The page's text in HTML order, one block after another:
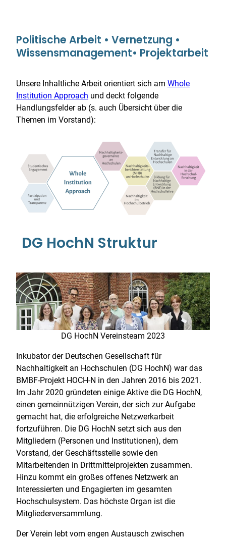
Politische Arbeit • Vernetzung •
Wissensmanagement• Projektarbeit
Unsere Inhaltliche Arbeit orientiert sich am Whole
Institution Approach und deckt folgende
Handlungsfelder ab (s. auch Übersicht über die
Themen im Vorstand):
DG HochN Struktur
DG HochN Vereinsteam 2023
Inkubator der Deutschen Gesellschaft für
Nachhaltigkeit an Hochschulen (DG HochN) war das
BMBF-Projekt HOCH-N in den Jahren 2016 bis 2021.
Im Jahr 2020 gründeten einige Aktive die DG HochN,
einen gemeinnützigen Verein, der sich zur Aufgabe
gemacht hat, die erfolgreiche Netzwerkarbeit
fortzuführen. Die DG HochN setzt sich aus den
Mitgliedern (Personen und Institutionen), dem
Vorstand, der Geschäftsstelle sowie den
Mitarbeitenden in Drittmittelprojekten zusammen.
Hinzu kommt ein großes offenes Netzwerk an
Interessierten und Engagierten im gesamten
Hochschulsystem. Das höchste Organ ist die
Mitgliederversammlung.
Der Verein lebt vom engen Austausch zwischen